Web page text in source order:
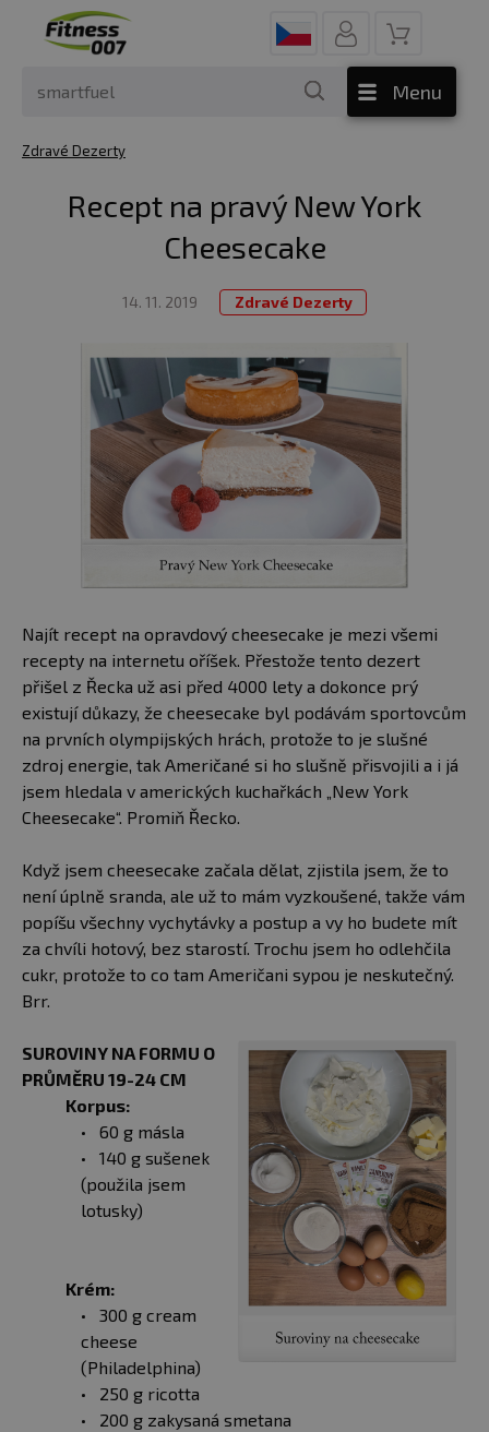
Menu
Zdravé Dezerty
Recept na pravý New York
Cheesecake
14. 11. 2019 Zdravé Dezerty
Najít recept na opravdový cheesecake je mezi všemi
recepty na internetu oříšek. Přestože tento dezert
přišel z Řecka už asi před 4000 lety a dokonce prý
existují důkazy, že cheesecake byl podávám sportovcům
na prvních olympijských hrách, protože to je slušné
zdroj energie, tak Američané si ho slušně přisvojili a i já
jsem hledala v amerických kuchařkách „New York
Cheesecake“. Promiň Řecko.
Když jsem cheesecake začala dělat, zjistila jsem, že to
není úplně sranda, ale už to mám vyzkoušené, takže vám
popíšu všechny vychytávky a postup a vy ho budete mít
za chvíli hotový, bez starostí. Trochu jsem ho odlehčila
cukr, protože to co tam Američani sypou je neskutečný.
Brr.
SUROVINY NA FORMU O
PRŮMĚRU 19-24 CM
Korpus:
60 g másla
140 g sušenek
(použila jsem
lotusky)
Krém:
300 g cream
cheese
(Philadelphina)
250 g ricotta
200 g zakysaná smetana